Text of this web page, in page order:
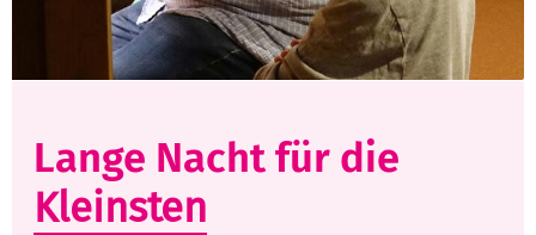
Lange Nacht für die
Kleinsten